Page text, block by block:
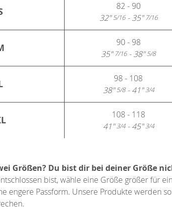
82 - 90
32"5/16- 35"7/16
90 - 98
35"7/16- 38"5/8
98 - 108
38"5/8- 41"3/4
108 - 118
41"3/4- 45"3/4
Größen? Du bist dir bei deiner Größe
bist, wähle eine Größe größer für
engere Passform. Unsere Produkte werden